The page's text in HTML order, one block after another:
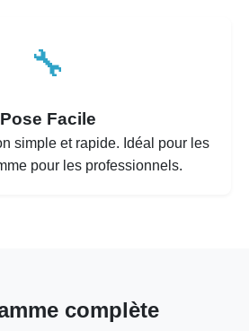
🔧
Pose Facile
simple et rapide. Idéal pour les
pour les professionnels.
complète